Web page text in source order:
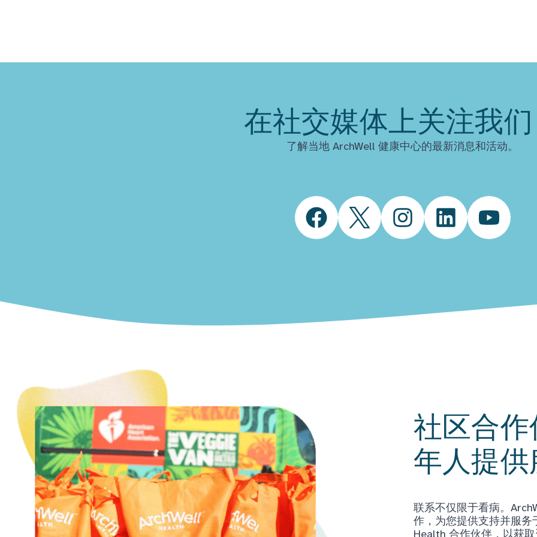
在社交媒体上关注我
了解当地 ArchWell 健康中心的最新消息和活动。
FacebookTwitter InstagramLinkedIn YouTube
社区合
年人提供
联系不仅限于看病。
作，为您提供支持并服务
Health 合作伙伴，以获